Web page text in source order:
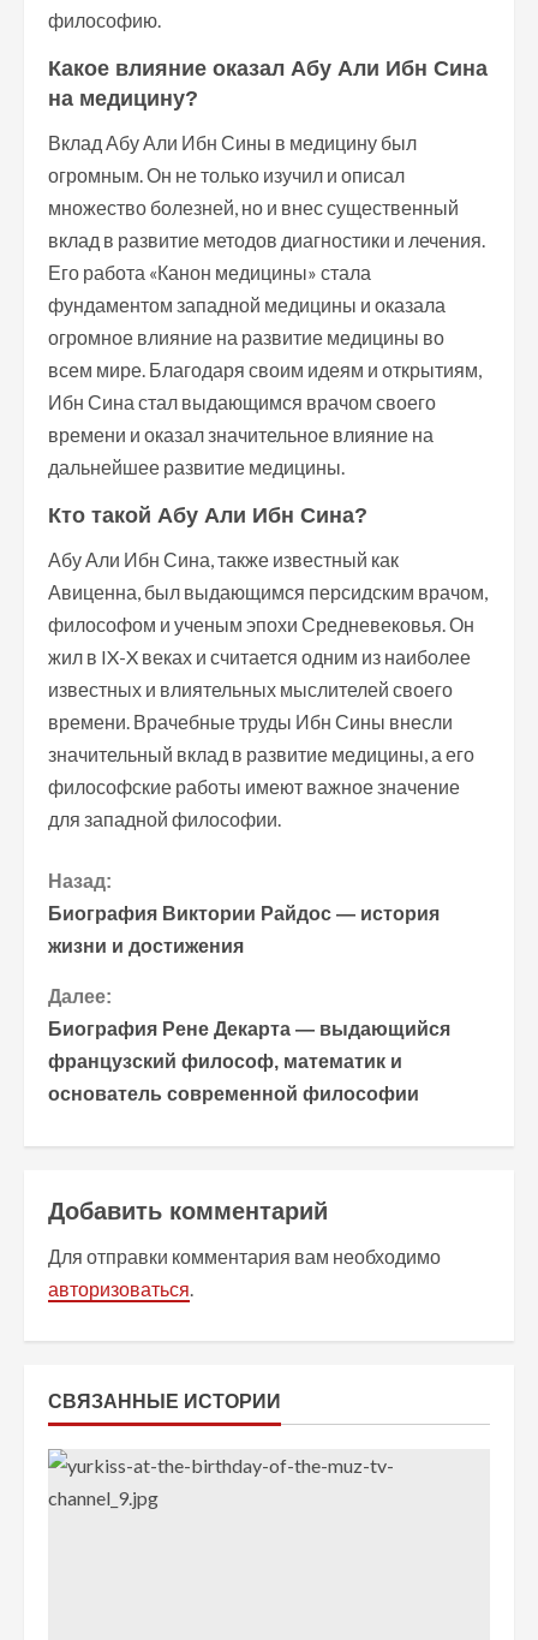
философию.
Какое влияние оказал Абу Али Ибн Сина
на медицину?
Вклад Абу Али Ибн Сины в медицину был
огромным. Он не только изучил и описал
множество болезней, но и внес существенный
вклад в развитие методов диагностики и лечения.
Его работа «Канон медицины» стала
фундаментом западной медицины и оказала
огромное влияние на развитие медицины во
всем мире. Благодаря своим идеям и открытиям,
Ибн Сина стал выдающимся врачом своего
времени и оказал значительное влияние на
дальнейшее развитие медицины.
Кто такой Абу Али Ибн Сина?
Абу Али Ибн Сина, также известный как
Авиценна, был выдающимся персидским врачом,
философом и ученым эпохи Средневековья. Он
жил в IX-X веках и считается одним из наиболее
известных и влиятельных мыслителей своего
времени. Врачебные труды Ибн Сины внесли
значительный вклад в развитие медицины, а его
философские работы имеют важное значение
для западной философии.
П
р
о
д
о
л
и
т
ь
ч
т
е
Назад:
Биография Виктории Райдос — история
жизни и достижения
Далее:
Биография Рене Декарта — выдающийся
французский философ, математик и
основатель современной философии
Добавить комментарий
Для отправки комментария вам необходимо
авторизоваться.
СВЯЗАННЫЕ ИСТОРИИ